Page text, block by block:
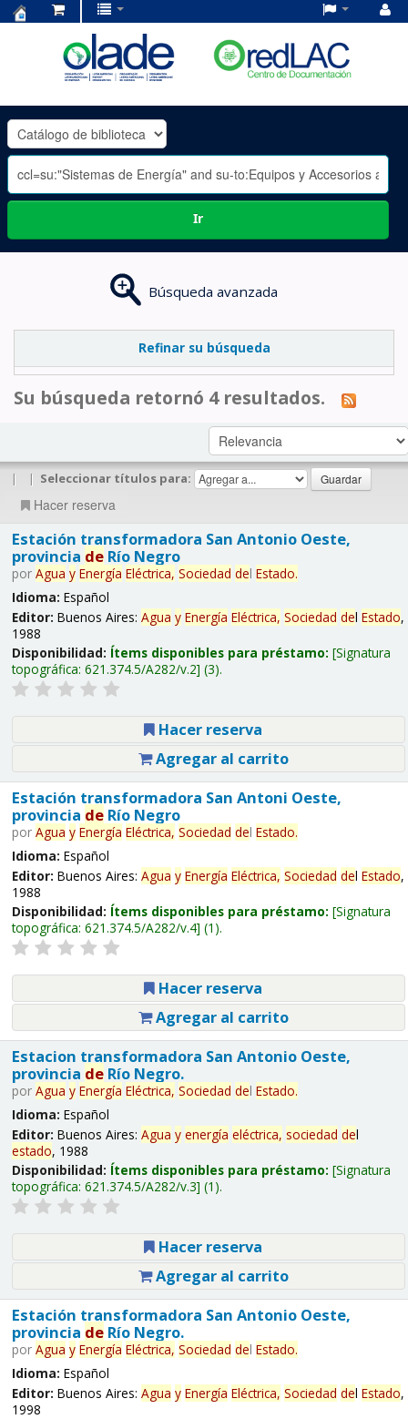
OLADE
-
Ir
Búsqueda avanzada
Refinar su búsqueda
Su búsqueda retornó 4 resultados.
| | Seleccionar títulos para:
Hacer reserva
Estación transformadora San Antonio Oeste,
provincia deRío Negro
por Agua y Energía Eléctrica, Sociedad del Estado.
Idioma: Español
Editor: Buenos Aires: Agua y Energía Eléctrica, Sociedad del Estado,
1988
Disponibilidad: Ítems disponibles para préstamo: Signatura
topográfica: 621.374.5/A282/v.2 (3).
Hacer reserva
Agregar al carrito
Estación transformadora San Antoni Oeste,
provincia deRío Negro
por Agua y Energía Eléctrica, Sociedad del Estado.
Idioma: Español
Editor: Buenos Aires: Agua y Energía Eléctrica, Sociedad del Estado,
1988
Disponibilidad: Ítems disponibles para préstamo: Signatura
topográfica: 621.374.5/A282/v.4 (1).
Hacer reserva
Agregar al carrito
Estacion transformadora San Antonio Oeste,
provincia deRío Negro.
por Agua y Energía Eléctrica, Sociedad del Estado.
Idioma: Español
Editor: Buenos Aires: Agua y energía eléctrica, sociedad del
estado, 1988
Disponibilidad: Ítems disponibles para préstamo: Signatura
topográfica: 621.374.5/A282/v.3 (1).
Hacer reserva
Agregar al carrito
Estación transformadora San Antonio Oeste,
provincia deRío Negro.
por Agua y Energía Eléctrica, Sociedad del Estado.
Idioma: Español
Editor: Buenos Aires: Agua y Energía Eléctrica, Sociedad del Estado,
1998